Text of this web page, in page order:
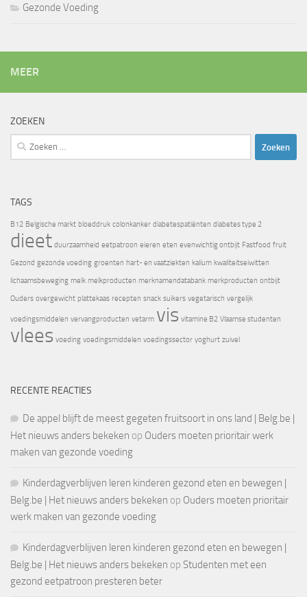
Gezonde Voeding
MEER
ZOEKEN
Zoeken
naar:
TAGS
B12 Belgische markt bloeddruk colonkanker diabetespatiënten diabetes type 2
dieet duurzaamheid eetpatroon eieren eten evenwichtig ontbijt Fastfood fruit
Gezond gezonde voeding groenten hart- en vaatziekten kalium kwaliteitseiwitten
lichaamsbeweging melk melkproducten merknamendatabank merkproducten ontbijt
Ouders overgewicht plattekaas recepten snack suikers vegetarisch vergelijk
voedingsmiddelen vervangproducten vetarm vis vitamine B2 Vlaamse studenten
vlees voeding voedingsmiddelen voedingssector yoghurt zuivel
RECENTE REACTIES
De appel blijft de meest gegeten fruitsoort in ons land | Belg.be |
Het nieuws anders bekeken op Ouders moeten prioritair werk
maken van gezonde voeding
Kinderdagverblijven leren kinderen gezond eten en bewegen |
Belg.be | Het nieuws anders bekeken op Ouders moeten prioritair
werk maken van gezonde voeding
Kinderdagverblijven leren kinderen gezond eten en bewegen |
Belg.be | Het nieuws anders bekeken op Studenten met een
gezond eetpatroon presteren beter